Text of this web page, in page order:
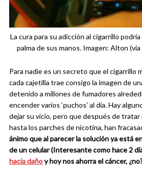
La cura para su adicción al cigarrillo
palma de sus manos. Imagen: Alton
Para nadie es un secreto que el cigarrillo
cada cajetilla trae consigo la imagen de
detenido a millones de fumadores
encender varios ‘puchos’ al día. Hay
dejar su vicio, pero que después de
hasta los parches de nicotina, han
ánimo que al parecer la solución ya está
de un celular (Interesante como hace 2
hacía dañoy hoy nos ahorra el cáncer,